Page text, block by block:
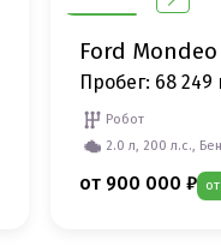
Ford Mondeo
Пробег: 68 249
Робот
2.0 л, 200 л.с.,
от 900 000 ₽